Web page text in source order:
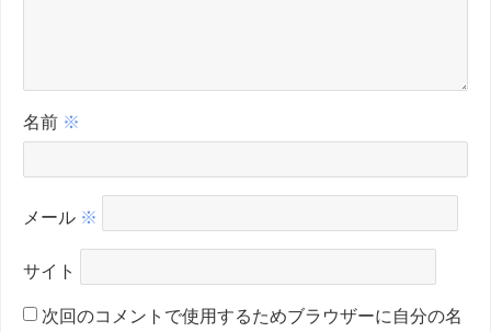
名前 ※
メール ※
サイト
次回のコメントで使用するためブラウザーに自分の名